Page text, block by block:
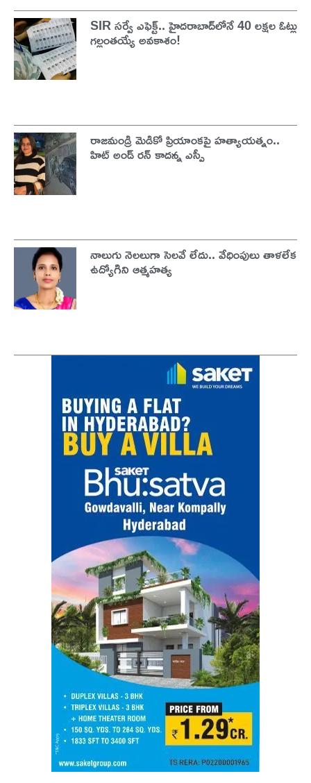
SIR సర్వే ఎఫెక్ట్.. హైదరాబాద్‌లోనే 40 లక్షల ఓట్లు
గల్లంతయ్యే అవకాశం!
రాజమండ్రి మెడికో ప్రియాంకపై హత్యాయత్నం..
హిట్ అండ్ రన్ కాదన్న ఎస్పీ
నాలుగు నెలలుగా సెలవే లేదు.. వేధింపులు తాళలేక
ఉద్యోగిని ఆత్మహత్య